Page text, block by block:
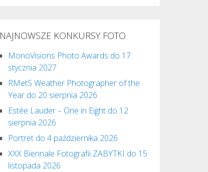
NAJNOWSZE KONKURSY FOTO
MonoVisions Photo Awards do 17
stycznia 2027
RMetS Weather Photographer of the
Year do 20 sierpnia 2026
Estée Lauder – One in Eight do 12
sierpnia 2026
Portret do 4 października 2026
XXX Biennale Fotografii ZABYTKI do 15
listopada 2026